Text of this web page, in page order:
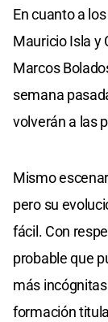
En cuanto a
Mauricio Isla y
Marcos
semana
volverán a las
Mismo
pero su
fácil. Con
probable que
más
formación